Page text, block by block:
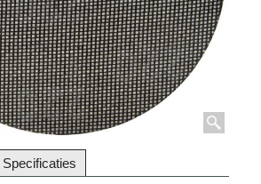
Specificaties